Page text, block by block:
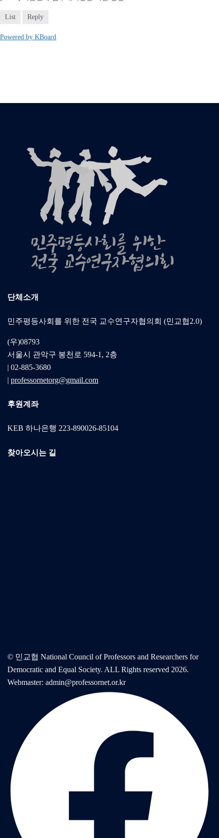
List Reply
Powered by KBoard
단체소개
민주평등사회를 위한 전국 교수연구자협의회 (민교협2.0)
(우)08793
서울시 관악구 봉천로 594-1, 2층
| 02-885-3680
| professornetorg@gmail.com
후원계좌
KEB 하나은행 223-890026-85104
찾아오시는 길
© 민교협 National Council of Professors and Researchers for
Democratic and Equal Society. ALL Rights reserved 2026.
Webmaster: admin@professornet.or.kr